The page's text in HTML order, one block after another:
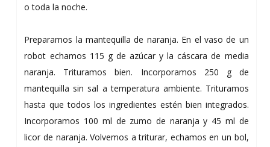
o toda la noche.
Preparamos la mantequilla de naranja. En el vaso de un
robot echamos 115 g de azúcar y la cáscara de media
naranja. Trituramos bien. Incorporamos 250 g de
mantequilla sin sal a temperatura ambiente. Trituramos
hasta que todos los ingredientes estén bien integrados.
Incorporamos 100 ml de zumo de naranja y 45 ml de
licor de naranja. Volvemos a triturar, echamos en un bol,